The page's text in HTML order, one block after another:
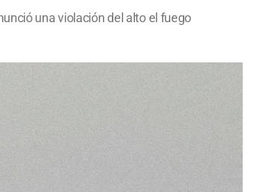
una violación del alto el fuego